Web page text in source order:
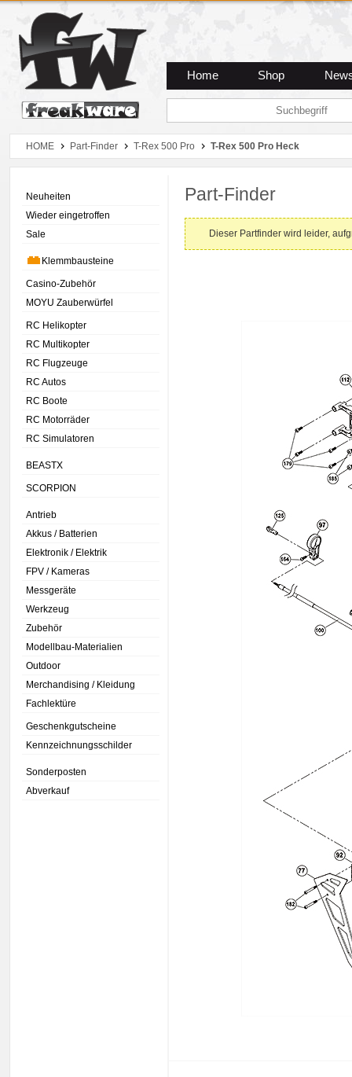
Zum Hauptmenue
Zum Seiteninhalt
Zum Warenkob
Home Shop
HOME Part-Finder T-Rex 500 Pro T-Rex 500 Pro Heck
Neuheiten
Wieder eingetroffen
Sale
Klemmbausteine
Casino-Zubehör
MOYU Zauberwürfel
RC Helikopter
RC Multikopter
RC Flugzeuge
RC Autos
RC Boote
RC Motorräder
RC Simulatoren
BEASTX
SCORPION
Antrieb
Akkus / Batterien
Elektronik / Elektrik
FPV / Kameras
Messgeräte
Werkzeug
Zubehör
Modellbau-Materialien
Outdoor
Merchandising / Kleidung
Fachlektüre
Geschenkgutscheine
Kennzeichnungsschilder
Sonderposten
Abverkauf
Part-Finder
Dieser Partfinder wird leider,